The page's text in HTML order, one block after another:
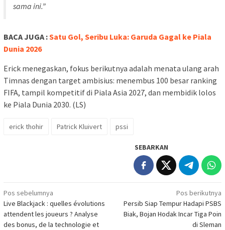
sama ini.”
BACA JUGA :Satu Gol, Seribu Luka: Garuda Gagal ke Piala
Dunia 2026
Erick menegaskan, fokus berikutnya adalah menata ulang arah
Timnas dengan target ambisius: menembus 100 besar ranking
FIFA, tampil kompetitif di Piala Asia 2027, dan membidik lolos
ke Piala Dunia 2030. (LS)
erick thohir Patrick Kluivert pssi
SEBARKAN
Navigasi
pos
Pos sebelumnya
Live Blackjack : quelles évolutions
attendent les joueurs ? Analyse
des bonus, de la technologie et
Pos berikutnya
Persib Siap Tempur Hadapi PSBS
Biak, Bojan Hodak Incar Tiga Poin
di Sleman